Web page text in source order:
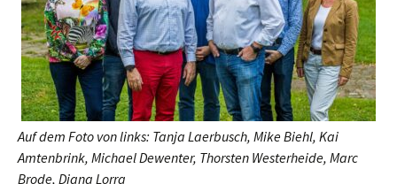
Auf dem Foto von links: Tanja Laerbusch, Mike Biehl, Kai
Amtenbrink, Michael Dewenter, Thorsten Westerheide, Marc
Brode, Diana Lorra